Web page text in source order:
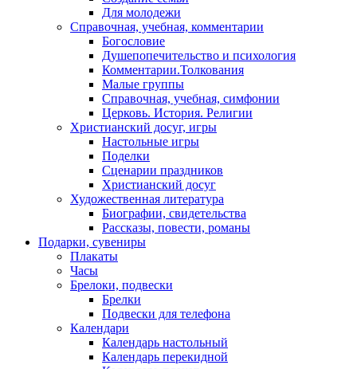
Для молодежи
Справочная, учебная, комментарии
Богословие
Душепопечительство и психология
Комментарии.Толкования
Малые группы
Справочная, учебная, симфонии
Церковь. История. Религии
Христианский досуг, игры
Настольные игры
Поделки
Сценарии праздников
Христианский досуг
Художественная литература
Биографии, свидетельства
Рассказы, повести, романы
Подарки, сувениры
Плакаты
Часы
Брелоки, подвески
Брелки
Подвески для телефона
Календари
Календарь настольный
Календарь перекидной